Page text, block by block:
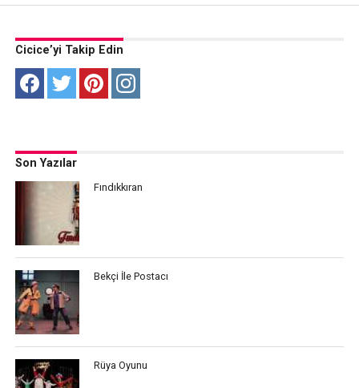
Cicice’yi Takip Edin
Son Yazılar
Fındıkkıran
Bekçi İle Postacı
Rüya Oyunu